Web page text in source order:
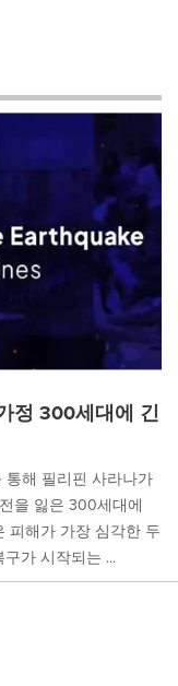
정 300세대에 긴
통해 필리핀 사라나가
을 잃은 300세대에
피해가 가장 심각한 두
가 시작되는 ...